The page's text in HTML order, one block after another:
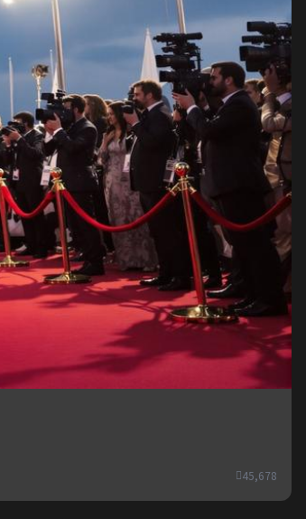
45,678